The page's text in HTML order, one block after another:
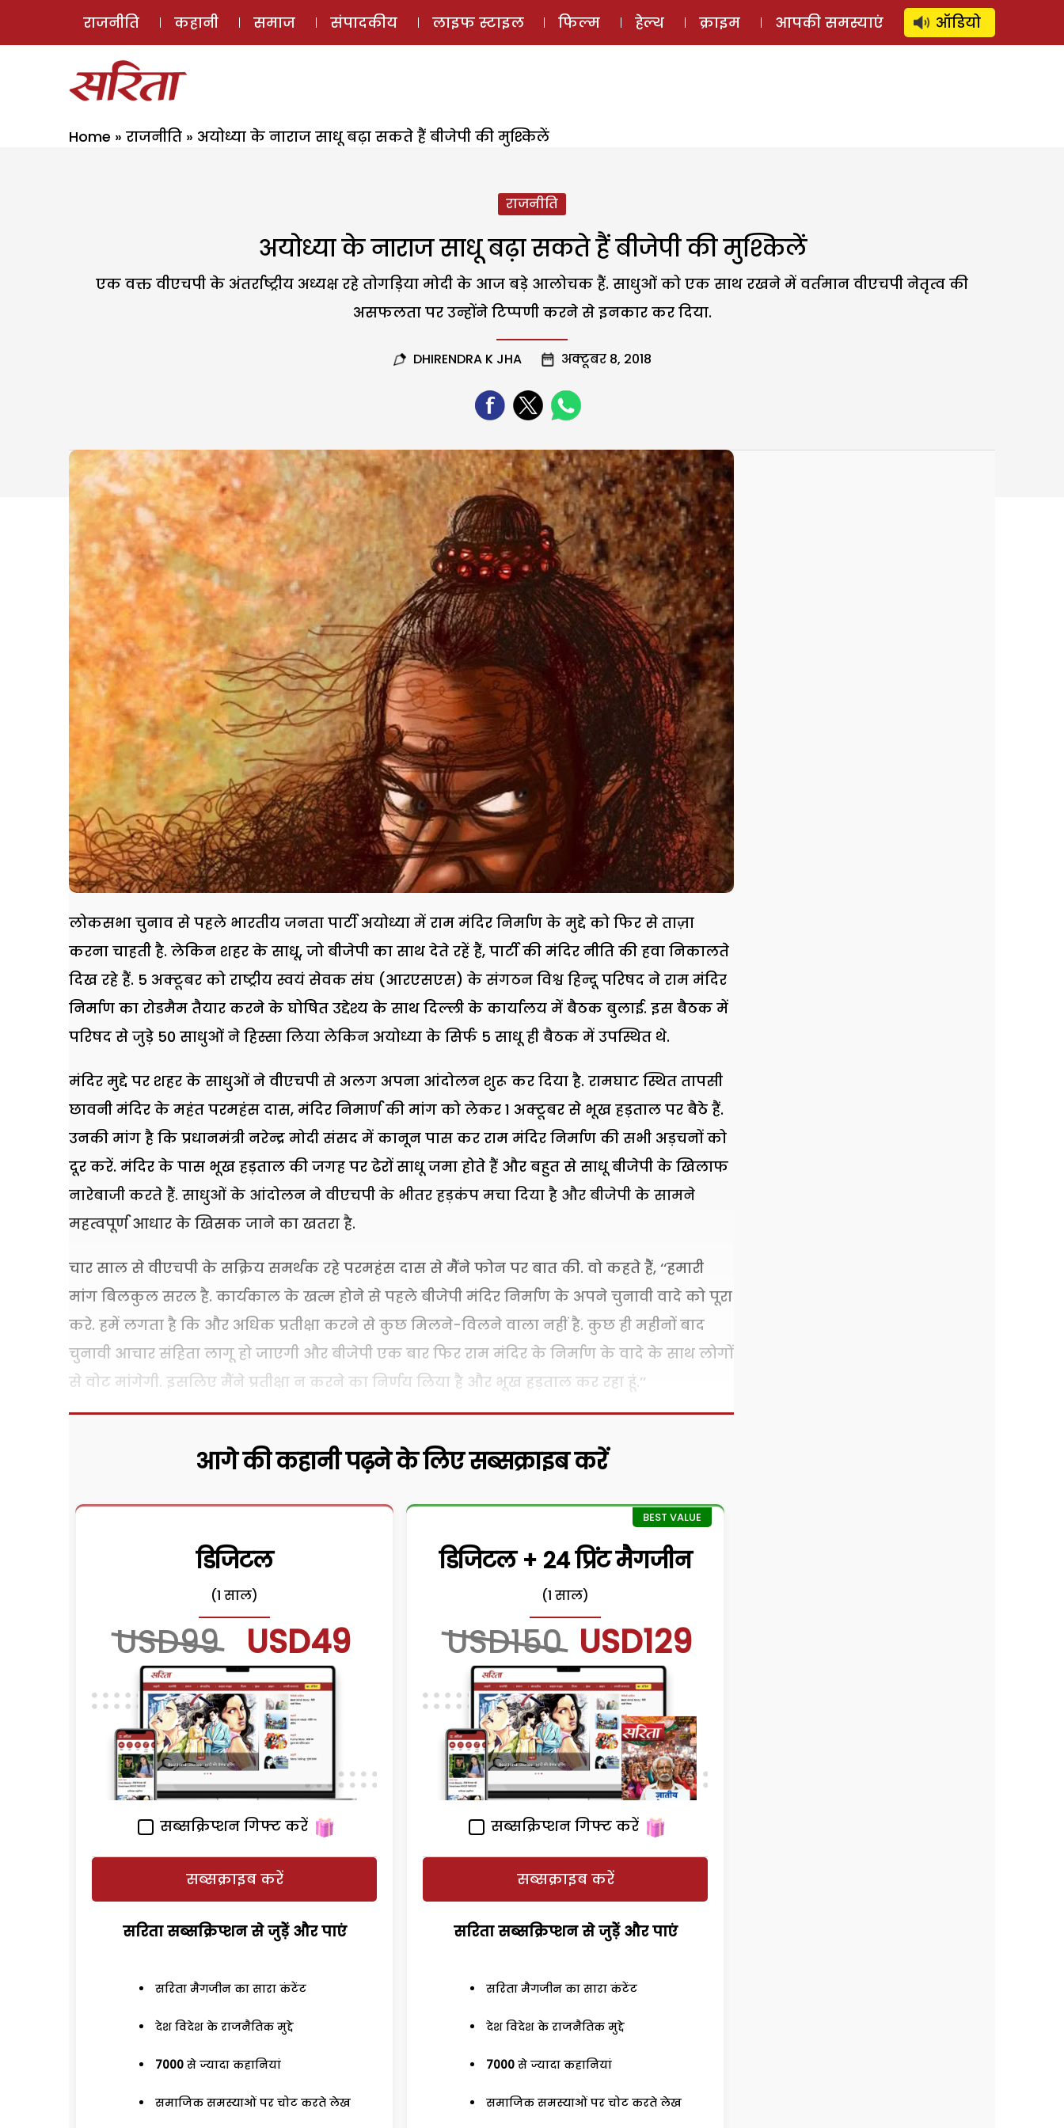
ई-मैगज़ीन ऑडियो स्टोरी लॉग इन ⚲ SUBSCRIBE
राजनीति कहानी समाज संपादकीय लाइफ स्टाइल फिल्म हेल्थ क्राइम आपकी समस्याएं ऑडियो
Home » राजनीति » अयोध्या के नाराज साधू बढ़ा सकते हैं बीजेपी की मुश्किलें
राजनीति
अयोध्या के नाराज साधू बढ़ा सकते हैं बीजेपी की मुश्किलें
एक वक्त वीएचपी के अंतर्राष्ट्रीय अध्यक्ष रहे तोगड़िया मोदी के आज बड़े आलोचक हैं. साधुओं को एक साथ रखने में वर्तमान वीएचपी नेतृत्व की
असफलता पर उन्होंने टिप्पणी करने से इनकार कर दिया.
DHIRENDRA K JHA अक्टूबर 8, 2018
लोकसभा चुनाव से पहले भारतीय जनता पार्टी अयोध्या में राम मंदिर निर्माण के मुद्दे को फिर से ताज़ा
करना चाहती है. लेकिन शहर के साधू, जो बीजेपी का साथ देते रहें हैं, पार्टी की मंदिर नीति की हवा निकालते
दिख रहे हैं. 5 अक्टूबर को राष्ट्रीय स्वयं सेवक संघ (आरएसएस) के संगठन विश्व हिन्दू परिषद ने राम मंदिर
निर्माण का रोडमैम तैयार करने के घोषित उद्देश्य के साथ दिल्ली के कार्यालय में बैठक बुलाई. इस बैठक में
परिषद से जुड़े 50 साधुओं ने हिस्सा लिया लेकिन अयोध्या के सिर्फ 5 साधू ही बैठक में उपस्थित थे.
मंदिर मुद्दे पर शहर के साधुओं ने वीएचपी से अलग अपना आंदोलन शुरू कर दिया है. रामघाट स्थित तापसी
छावनी मंदिर के महंत परमहंस दास, मंदिर निमार्ण की मांग को लेकर 1 अक्टूबर से भूख हड़ताल पर बैठे हैं.
उनकी मांग है कि प्रधानमंत्री नरेन्द्र मोदी संसद में कानून पास कर राम मंदिर निर्माण की सभी अड़चनों को
दूर करें. मंदिर के पास भूख हड़ताल की जगह पर ढेरों साधू जमा होते हैं और बहुत से साधू बीजेपी के खिलाफ
नारेबाजी करते हैं. साधुओं के आंदोलन ने वीएचपी के भीतर हड़कंप मचा दिया है और बीजेपी के सामने
महत्वपूर्ण आधार के खिसक जाने का खतरा है.
चार साल से वीएचपी के सक्रिय समर्थक रहे परमहंस दास से मैंने फोन पर बात की. वो कहते हैं, ‘‘हमारी
मांग बिलकुल सरल है. कार्यकाल के खत्म होने से पहले बीजेपी मंदिर निर्माण के अपने चुनावी वादे को पूरा
करे. हमें लगता है कि और अधिक प्रतीक्षा करने से कुछ मिलने-विलने वाला नहीं है. कुछ ही महीनों बाद
चुनावी आचार संहिता लागू हो जाएगी और बीजेपी एक बार फिर राम मंदिर के निर्माण के वादे के साथ लोगों
से वोट मांगेगी. इसलिए मैंने प्रतीक्षा न करने का निर्णय लिया है और भूख हड़ताल कर रहा हूं.’’
आगे की कहानी पढ़ने के लिए सब्सक्राइब करें
डिजिटल
(1 साल)
USD99 USD49
सब्सक्रिप्शन गिफ्ट करें
सब्सक्राइब करें
सरिता सब्सक्रिप्शन से जुड़ेें और पाएं
सरिता मैगजीन का सारा कंटेंट
देश विदेश के राजनैतिक मुद्दे
7000 से ज्यादा कहानियां
समाजिक समस्याओं पर चोट करते लेख
डिजिटल + 24 प्रिंट मैगजीन
(1 साल)
USD150 USD129
सब्सक्रिप्शन गिफ्ट करें
सब्सक्राइब करें
सरिता सब्सक्रिप्शन से जुड़ेें और पाएं
सरिता मैगजीन का सारा कंटेंट
देश विदेश के राजनैतिक मुद्दे
7000 से ज्यादा कहानियां
समाजिक समस्याओं पर चोट करते लेख